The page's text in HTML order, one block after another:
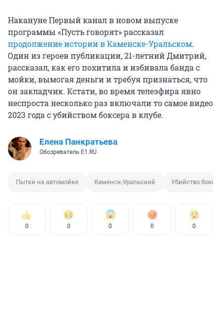
Накануне Первый канал в новом выпуске
программы «Пусть говорят» рассказал
продолжение истории в Каменске-Уральском.
Один из героев публикации, 21-летний Дмитрий,
рассказал, как его похитила и избивала банда с
мойки, вымогая деньги и требуя признаться, что
он закладчик. Кстати, во время телеэфира явно
неспроста несколько раз включали то самое видео
2023 года с убийством боксера в клубе.
Елена Панкратьева
Обозреватель E1.RU
Пытки на автомойке Каменск-Уральский Убийство
0 0 0 0 0